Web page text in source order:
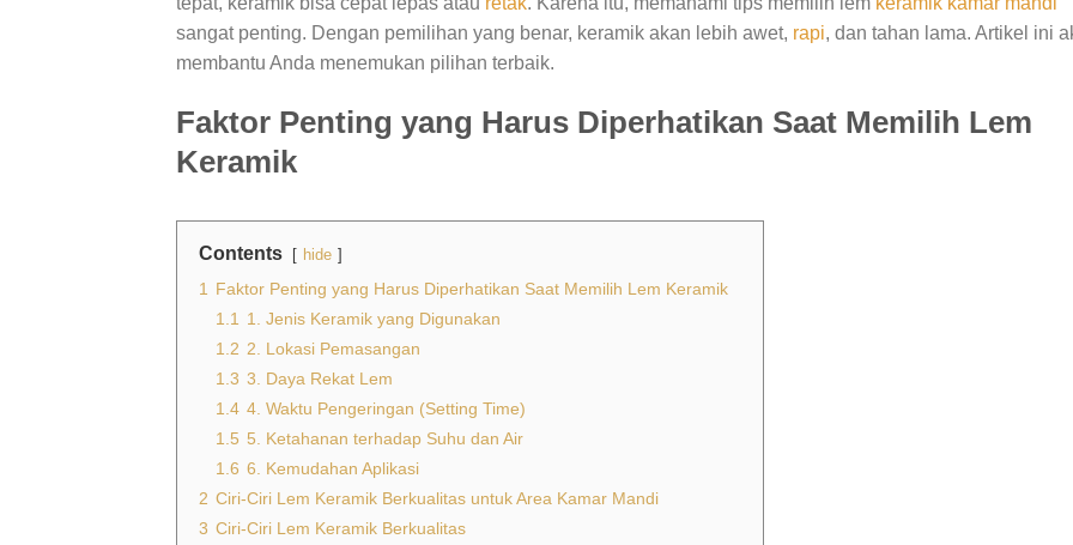
sangat penting. Dengan pemilihan yang benar, keramik akan lebih awet, rapi, dan tahan lama. Artikel ini
membantu Anda menemukan pilihan terbaik.
Faktor Penting yang Harus Diperhatikan Saat Memilih Lem
Keramik
Contents hide
1
Faktor Penting yang Harus Diperhatikan Saat Memilih Lem Keramik
1.1
1. Jenis Keramik yang Digunakan
1.2 2. Lokasi Pemasangan
1.3 3. Daya Rekat Lem
1.4 4. Waktu Pengeringan (Setting Time)
1.5 5. Ketahanan terhadap Suhu dan Air
1.6 6. Kemudahan Aplikasi
2 Ciri-Ciri Lem Keramik Berkualitas untuk Area Kamar Mandi
3 Ciri-Ciri Lem Keramik Berkualitas